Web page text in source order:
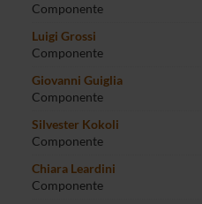
Componente
Luigi Grossi
Componente
Giovanni Guiglia
Componente
Silvester Kokoli
Componente
Chiara Leardini
Componente